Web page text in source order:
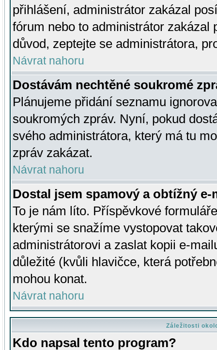
přihlášení, administrátor zakázal
fórum nebo to administrátor zakázal
důvod, zeptejte se administrátora,
Návrat nahoru
Dostávám nechtěné soukromé
Plánujeme přidání seznamu
soukromých zpráv. Nyní, pokud
svého administrátora, který má tu
zpráv zakázat.
Návrat nahoru
Dostal jsem spamový a obtížný
To je nám líto. Příspěvkové
kterými se snažíme vystopovat
administrátorovi a zaslat kopii e-
důležité (kvůli hlavičce, která
mohou konat.
Návrat nahoru
Záležitosti
Kdo napsal tento program?